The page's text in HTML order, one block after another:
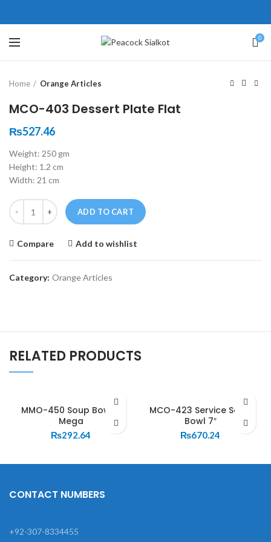
0
Click to enlarge
Home Orange Articles
MCO-403 Dessert Plate Flat
₨527.46
Weight: 250 gm
Height: 1.2 cm
Width: 21 cm
Quantity
ADD TO CART
Compare Add to wishlist
Category: Orange Articles
RELATED PRODUCTS
MMO-450 Soup Bowl –
Mega
₨292.64
MCO-423 Service Soup
Bowl 7″
₨670.24
壯陽藥台灣購物
，這不是因為缺乏性生活，而
因為缺乏溝通，所以保持談話很
盾越來越大，往往這是ED的情
會變得更加嚴重。
犀利士壯陽藥線上購買
戲都可以很好的幫助你獲得一
高質量的夫妻生活。犀利士治療
鬆，便於陰莖快速充血達到滿
堅硬勃起。在醫學界和陽痿病
望下，犀利士作為新一批藥
CONTACT NUMBERS
+92-307-8334455